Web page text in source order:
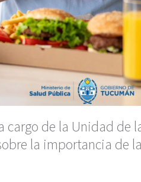
cargo de la Unidad de
la importancia de